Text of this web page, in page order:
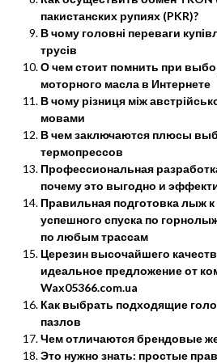
пакистанских рупиях (PKR)?
В чому головні переваги
трусів
О чем стоит помнить при
моторного масла в Интернете
В чому різниця між
мовами
В чем заключаются плюсы
термопрессов
Профессиональная
почему это выгодно и
Правильная подготовка лыж к
успешного спуска по
по любым трассам
Церезин высочайшего
идеальное предложение от
Wax05366.com.ua
Как выбрать подходящие
пазлов
Чем отличаются брендовые
Это нужно знать: простые